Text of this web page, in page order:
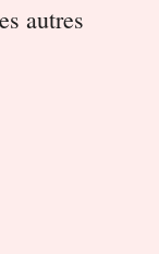
autres